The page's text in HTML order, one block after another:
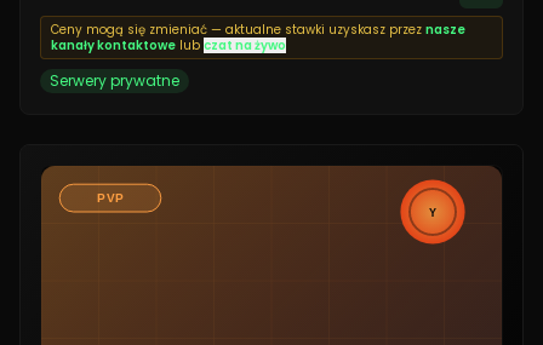
Ceny mogą się zmieniać — aktualne stawki uzyskasz przez nasze
kanały kontaktowe lub czat na żywo
Serwery prywatne